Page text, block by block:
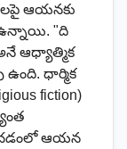
ఆయనకు
"ది
ఆధ్యాత్మిక
ఉంది. ధార్మిక
fiction)
ఆయన